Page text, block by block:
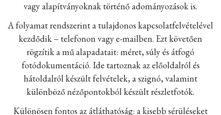
vagy alapítványoknak történő adományozások is.
A folyamat rendszerint a tulajdonos kapcsolatfelvételével
kezdődik – telefonon vagy e-mailben. Ezt követően
rögzítik a mű alapadatait: méret, súly és átfogó
fotódokumentáció. Ide tartoznak az előoldalról és
hátoldalról készült felvételek, a szignó, valamint
különböző nézőpontokból készült részletfotók.
Különösen fontos az átláthatóság: a kisebb sérüléseket